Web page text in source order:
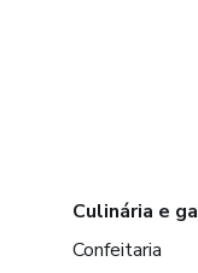
Culinária e
Confeitaria